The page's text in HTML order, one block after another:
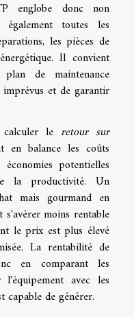
englobe donc non
toutes les
les pièces de
Il convient
de maintenance
et de garantir
le retour sur
balance les coûts
potentielles
la productivité. Un
mais gourmand en
moins rentable
le prix est plus élevé
La rentabilité de
en comparant les
avec les
capable de générer.